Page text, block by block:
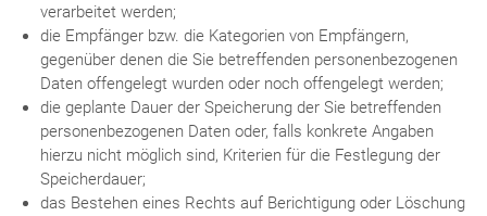
verarbeitet werden;
die Empfänger bzw. die Kategorien von Empfängern,
gegenüber denen die Sie betreffenden personenbezogenen
Daten offengelegt wurden oder noch offengelegt werden;
die geplante Dauer der Speicherung der Sie betreffenden
personenbezogenen Daten oder, falls konkrete Angaben
hierzu nicht möglich sind, Kriterien für die Festlegung der
Speicherdauer;
das Bestehen eines Rechts auf Berichtigung oder Löschung